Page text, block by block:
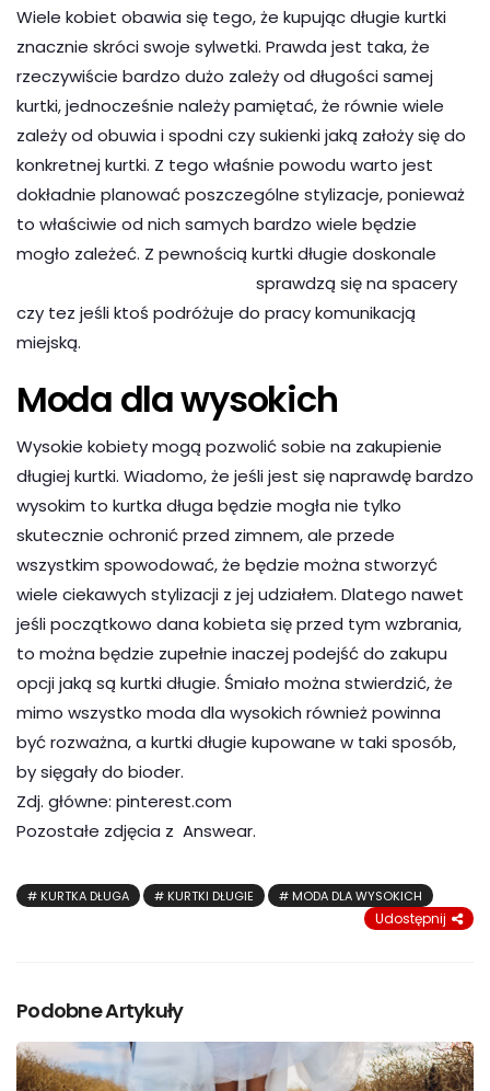
Wiele kobiet obawia się tego, że kupując długie kurtki
znacznie skróci swoje sylwetki. Prawda jest taka, że
rzeczywiście bardzo dużo zależy od długości samej
kurtki, jednocześnie należy pamiętać, że równie wiele
zależy od obuwia i spodni czy sukienki jaką założy się do
konkretnej kurtki. Z tego właśnie powodu warto jest
dokładnie planować poszczególne stylizacje, ponieważ
to właściwie od nich samych bardzo wiele będzie
mogło zależeć. Z pewnością kurtki długie doskonale
sprawdzą się na spacery
czy tez jeśli ktoś podróżuje do pracy komunikacją
miejską.
Moda dla wysokich
Wysokie kobiety mogą pozwolić sobie na zakupienie
długiej kurtki. Wiadomo, że jeśli jest się naprawdę bardzo
wysokim to kurtka długa będzie mogła nie tylko
skutecznie ochronić przed zimnem, ale przede
wszystkim spowodować, że będzie można stworzyć
wiele ciekawych stylizacji z jej udziałem. Dlatego nawet
jeśli początkowo dana kobieta się przed tym wzbrania,
to można będzie zupełnie inaczej podejść do zakupu
opcji jaką są kurtki długie. Śmiało można stwierdzić, że
mimo wszystko moda dla wysokich również powinna
być rozważna, a kurtki długie kupowane w taki sposób,
by sięgały do bioder.
Zdj. główne: pinterest.com
Pozostałe zdjęcia z Answear.
KURTKA DŁUGA KURTKI DŁUGIE MODA DLA WYSOKICH
Udostępnij
Podobne Artykuły